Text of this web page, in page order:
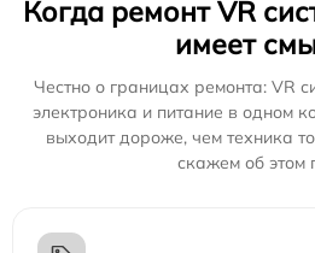
Когда ремонт VR
имеет
Честно о границах ремонта: VR
электроника и питание в одном
выходит дороже, чем техника
скажем об этом